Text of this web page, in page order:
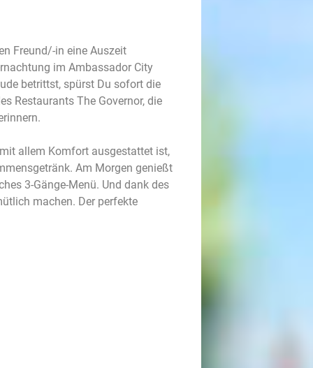
Freund/-in eine Auszeit
im Ambassador City
betrittst, spürst Du sofort die
Restaurants The Governor, die
allem Komfort ausgestattet ist,
Am Morgen genießt
3-Gänge-Menü. Und dank des
machen. Der perfekte